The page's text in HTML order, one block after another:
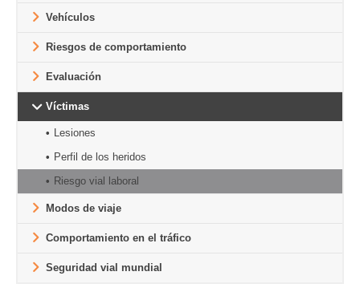
Vehículos
Riesgos de comportamiento
Evaluación
Víctimas
Lesiones
Perfil de los heridos
Riesgo vial laboral
Modos de viaje
Comportamiento en el tráfico
Seguridad vial mundial